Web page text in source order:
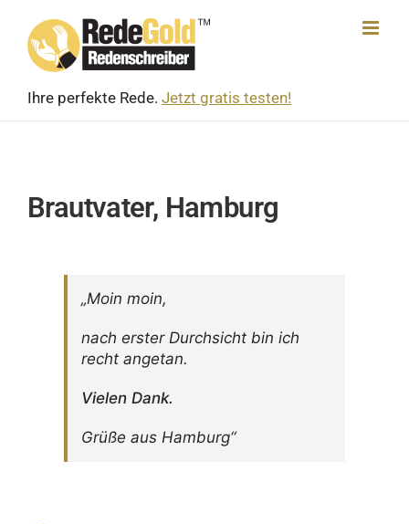
content
Ihre perfekte Rede. Jetzt gratis testen!
Brautvater, Hamburg
„Moin moin,
nach erster Durch­sicht bin ich
recht angetan.
Vielen Dank.
Grüße aus Hamburg“